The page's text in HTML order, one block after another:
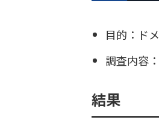
目的：ド
調査内容
結果